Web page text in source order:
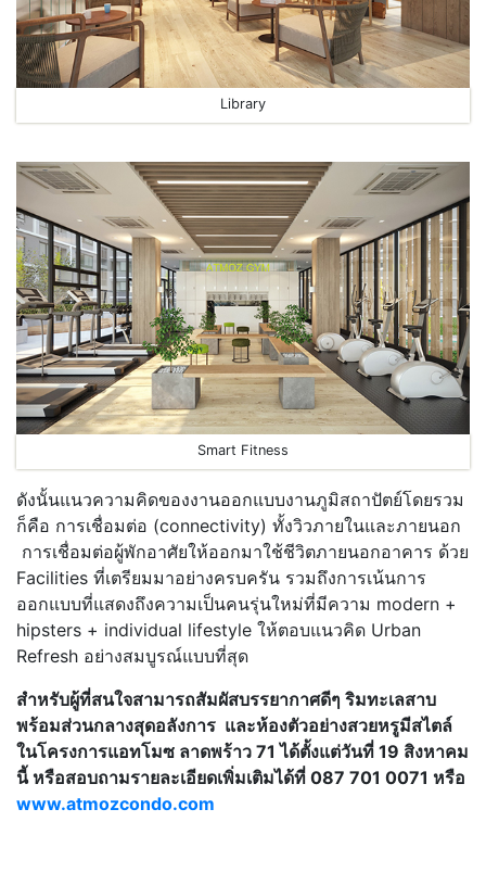
Library
Smart Fitness
ดังนั้นแนวความคิดของงานออกแบบงานภูมิสถาปัตย์โดยรวม
ก็คือ การเชื่อมต่อ (connectivity) ทั้งวิวภายในและภายนอก
การเชื่อมต่อผู้พักอาศัยให้ออกมาใช้ชีวิตภายนอกอาคาร ด้วย
Facilities ที่เตรียมมาอย่างครบครัน รวมถึงการเน้นการ
ออกแบบที่แสดงถึงความเป็นคนรุ่นใหม่ที่มีความ modern +
hipsters + individual lifestyle ให้ตอบแนวคิด Urban
Refresh อย่างสมบูรณ์แบบที่สุด
สำหรับผู้ที่สนใจสามารถสัมผัสบรรยากาศดีๆ ริมทะเลสาบ
พร้อมส่วนกลางสุดอลังการ และห้องตัวอย่างสวยหรูมีสไตล์
ในโครงการแอทโมซ ลาดพร้าว 71 ได้ตั้งแต่วันที่ 19 สิงหาคม
นี้ หรือสอบถามรายละเอียดเพิ่มเติมได้ที่ 087 701 0071 หรือ
www.atmozcondo.com